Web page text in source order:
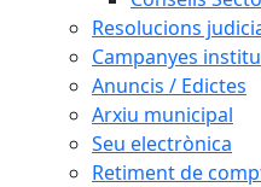
Resolucions
Campanyes
Anuncis / Edictes
Arxiu municipal
Seu electrònica
Retiment de